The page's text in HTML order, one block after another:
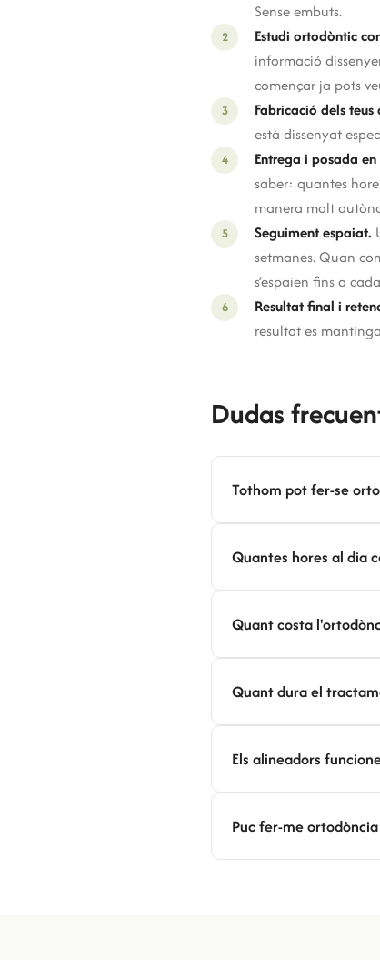
Sense embuts.
Estudi ortodòntic
informació
començar ja pots
Fabricació dels
està dissenyat
Entrega i posada
saber: quantes
manera molt
Seguiment espaiat.
setmanes. Quan
s’espaien fins a
Resultat final i
resultat es
Dudas
Tothom pot fer-se
Quantes hores al dia
Quant costa
Quant dura el
Els alineadors
Puc fer-me